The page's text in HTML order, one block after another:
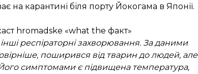
на карантині біля порту Йокогама в Японії.
hromadske «what the факт»
респіраторні захворювання. За даними
поширився від тварин до людей, але
симптомами є підвищена температура,